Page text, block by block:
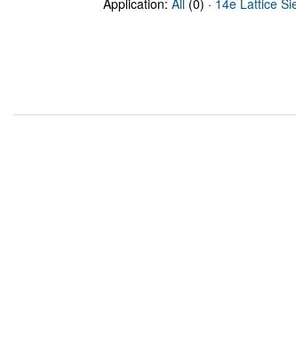
Application: All (0) · 14e Lattice